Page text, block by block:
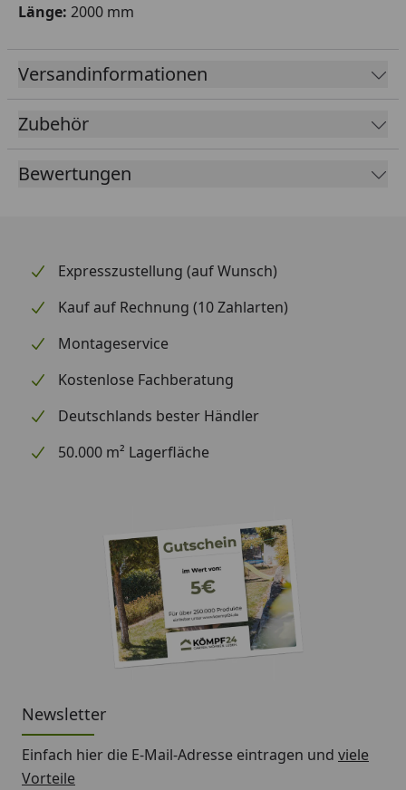
Länge: 2000 mm
Versandinformationen
Zubehör
Bewertungen
Expresszustellung (auf Wunsch)
Kauf auf Rechnung (10 Zahlarten)
Montageservice
Kostenlose Fachberatung
Deutschlands bester Händler
50.000 m² Lagerfläche
Newsletter
Einfach hier die E-Mail-Adresse eintragen und viele
Vorteile